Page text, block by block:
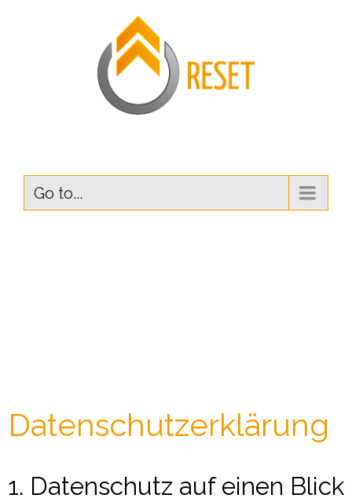
Go to...
Datenschutzerklärung
1. Datenschutz auf einen Blick